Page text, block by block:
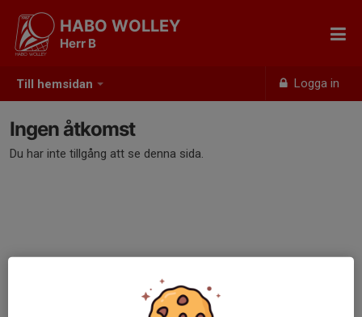
Till hemsidan Logga in
HABO WOLLEY
Herr B
Ingen åtkomst
Du har inte tillgång att se denna sida.